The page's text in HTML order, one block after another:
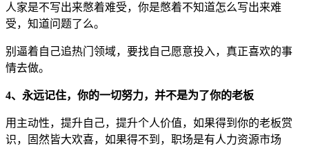
人家是不写出来憋着难受，你是憋着不知道怎么写出来难
受，知道问题了么。
别逼着自己追热门领域，要找自己愿意投入，真正喜欢的事
情去做。
4、永远记住，你的一切努力，并不是为了你的老板
用主动性，提升自己，提升个人价值，如果得到你的老板赏
识，固然皆大欢喜，如果得不到，职场是有人力资源市场